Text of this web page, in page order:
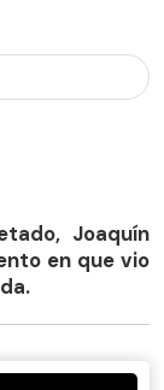
Joaquín
en que vio